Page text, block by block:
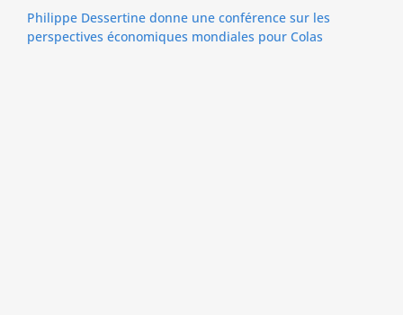
Philippe Dessertine donne une conférence sur les
perspectives économiques mondiales pour Colas